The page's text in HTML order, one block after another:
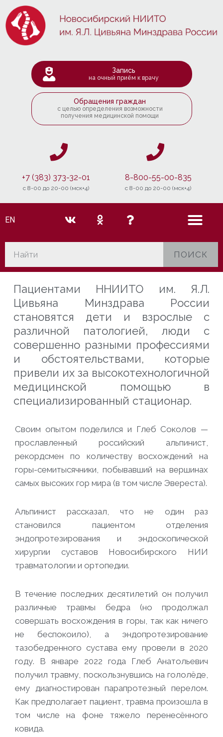
Запись
на очный приём к врачу
Обращения граждан
с целью определения возможности
получения медицинской помощи
+7 (383) 373-32-01
c 8-00 до 20-00 (мск+4)
8-800-55-00-835
c 8-00 до 20-00 (мск+4)
EN
ПОИСК
Пациентами ННИИТО им. Я.Л.
Цивьяна Минздрава России
становятся дети и взрослые с
различной патологией, люди с
совершенно разными профессиями
и обстоятельствами, которые
привели их за высокотехнологичной
медицинской помощью в
специализированный стационар.
Своим опытом поделился и Глеб Соколов —
прославленный российский альпинист,
рекордсмен по количеству восхождений на
горы-семитысячники, побывавший на вершинах
самых высоких гор мира (в том числе Эвереста).
Альпинист рассказал, что не один раз
становился пациентом отделения
эндопротезирования и эндоскопической
хирургии суставов Новосибирского НИИ
травматологии и ортопедии.
В течение последних десятилетий он получил
различные травмы бедра (но продолжал
совершать восхождения в горы, так как ничего
не беспокоило), а эндопротезирование
тазобедренного сустава ему провели в 2020
году. В январе 2022 года Глеб Анатольевич
получил травму, поскользнувшись на гололёде,
ему диагностирован парапротезный перелом.
Как предполагает пациент, травма произошла в
том числе на фоне тяжело перенесённого
ковида.